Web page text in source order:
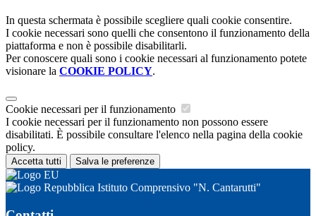
In questa schermata è possibile scegliere quali cookie consentire.
I cookie necessari sono quelli che consentono il funzionamento della
piattaforma e non è possibile disabilitarli.
Per conoscere quali sono i cookie necessari al funzionamento potete
visionare la COOKIE POLICY.
Cookie necessari per il funzionamento
I cookie necessari per il funzionamento non possono essere
disabilitati. È possibile consultare l'elenco nella pagina della cookie
policy.
Accetta tutti Salva le preferenze
Istituto Comprensivo "N. Cantarutti"